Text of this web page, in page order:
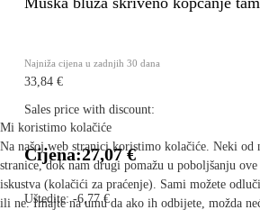
Najniža cijena u zadnjih 30 dana
33,84 €
Sales price with discount:
Cijena:27,07 €
Uštedite:-6,77 €
Mi koristimo kolačiće
Na našoj web stranici koristimo kolačiće. Neki od
stranice, dok nam drugi pomažu u poboljšanju
iskustva (kolačići za praćenje). Sami možete
ili ne. Imajte na umu da ako ih odbijete, možda